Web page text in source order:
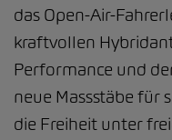
das Open-Air-
kraftvollen
Performance und
neue Massstäbe für
die Freiheit unter